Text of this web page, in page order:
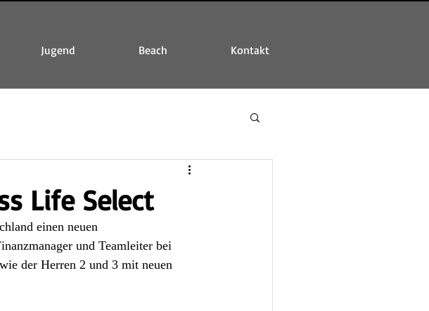
Jugend Beach Kontakt
Life Select
einen neuen
und Teamleiter bei
der Herren 2 und 3 mit neuen